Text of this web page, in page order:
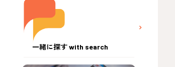
一緒に探す with search